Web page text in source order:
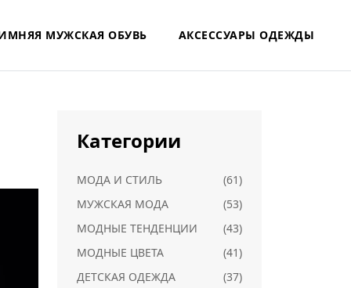
МУЖСКАЯ ОБУВЬ АКСЕССУАРЫ ОДЕЖДЫ
Категории
МОДА И СТИЛЬ
(61)
МУЖСКАЯ МОДА
(53)
МОДНЫЕ ТЕНДЕНЦИИ
(43)
МОДНЫЕ ЦВЕТА
(41)
ДЕТСКАЯ ОДЕЖДА
(37)